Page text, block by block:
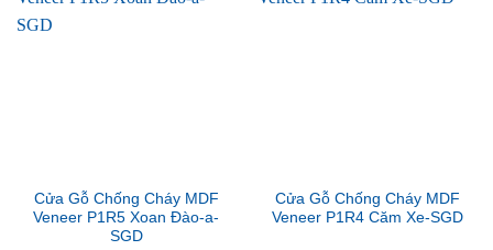
Cửa Gỗ Chống Cháy MDF
Veneer P1R5 Xoan Đào-a-
SGD
Cửa Gỗ Chống Cháy MDF
Veneer P1R4 Căm Xe-SGD